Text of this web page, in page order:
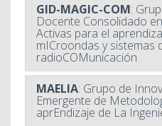
GID-MAGIC-COM:
Docente Consolidado
Activas para el
mICroondas y sistemas
radioCOMunicación
MAELIA: Grupo de
Emergente de
aprEndizaje de La